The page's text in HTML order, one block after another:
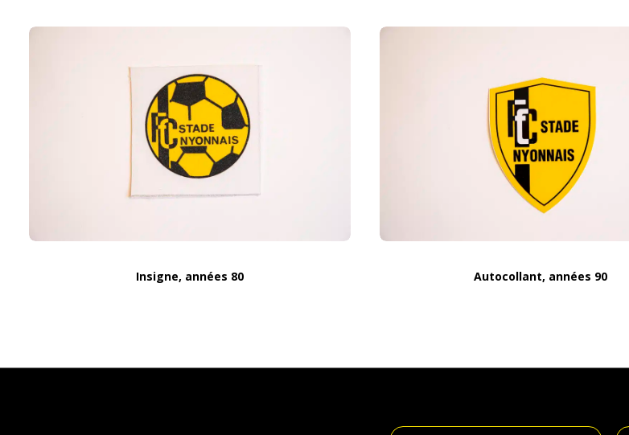
Insigne, années 80 Autocollant, années 90